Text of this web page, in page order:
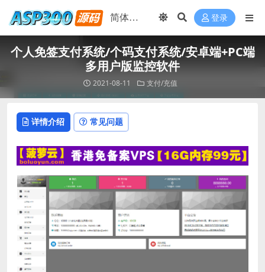
登录
个人免签支付系统/个码支付系统/安卓端+PC端
多用户版监控软件
2021-08-11 支付/充值
详情介绍 常见问题